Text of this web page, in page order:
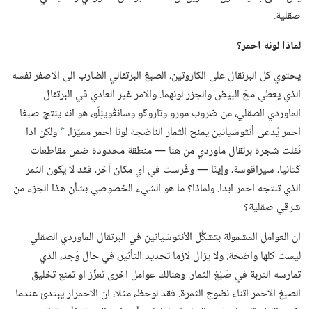
صقلية.‏
لماذا لونه احمر؟‏
يحتوي كل البرتقال على الكاروتين،‏ الصبغ البرتقالي الضارب الى الاصفر نفسه
الذي يعطي محّ البيض والجزر لونهما.‏ والامر غير العادي في البرتقال
الماوردي الصقلي،‏ من ضروب مورو وتاروكّو وسانڠْوينِلّو،‏ هو انه ينتج صبغا
احمر يُدعى أنثوسَيانين يمنح الثمار الناضجة لونا احمر مميّزا.‏ * ولكن اذا
نُقلت شجرة برتقال ماوردي من هنا —‏ منطقة محدودة ضمن مقاطعات
كَتانيا،‏ سيراقوسة،‏ وإينّا —‏ وغُرست في اي مكان آخر،‏ فقد لا يكون الثمر
الذي تنتجه احمر ابدا.‏ ولماذا؟‏ ما هو الشيء الخصوصي بشأن هذا الجزء من
شرقي صقلية؟‏
ان العوامل المشمولة بتشكُّل الأنثوسَيانين في البرتقال الماوردي الصقلي
ليست كلها واضحة.‏ ولا يزال لازما تحديد التأثير،‏ في حال وُجد،‏ الذي
تمارسه التربة في صَبْغ الثمار.‏ وهنالك عوامل اخرى تعزِّز او تمنع تخليق
الصبغ الاحمر اثناء نضوج الثمرة.‏ فقد لوحظ،‏ مثلا،‏ ان الاحمرار يبتدئ عندما